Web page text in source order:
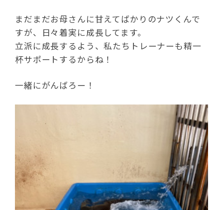
まだまだお母さんに甘えてばかりのナツくんで
すが、日々着実に成長してます。
立派に成長するよう、私たちトレーナーも精一
杯サポートするからね！
一緒にがんばろー！